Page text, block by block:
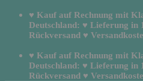
Zum
springen
♥ Kauf auf Rechnung mit
Deutschland: ♥ Lieferung in
Rückversand ♥
♥ Kauf auf Rechnung mit
Deutschland: ♥ Lieferung in
Rückversand ♥